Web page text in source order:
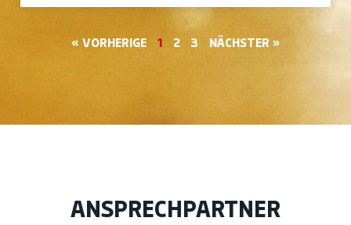
« VORHERIGE 1 2 3 NÄCHSTER »
ANSPRECHPARTNER